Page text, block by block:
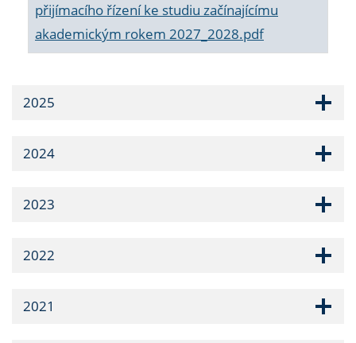
přijímacího řízení ke studiu začínajícímu
akademickým rokem 2027_2028.pdf
2025
2024
2023
2022
2021